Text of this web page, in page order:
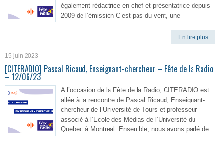
également rédactrice en chef et présentatrice depuis
2009 de l’émission C’est pas du vent, une
En lire plus
15 juin 2023
[CITERADIO] Pascal Ricaud, Enseignant-chercheur – Fête de la Radio
– 12/06/23
A l’occasion de la Fête de la Radio, CITERADIO est
allée à la rencontre de Pascal Ricaud, Enseignant-
chercheur de l’Université de Tours et professeur
associé à l’Ecole des Médias de l’Université du
Quebec à Montreal. Ensemble, nous avons parlé de